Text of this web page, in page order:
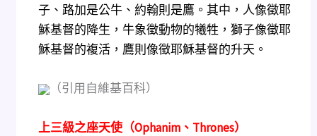
子、路加是公牛、約翰則是鷹。其中，人像徵耶
穌基督的降生，牛象徵動物的犧牲，獅子像徵耶
穌基督的複活，鷹則像徵耶穌基督的升天。
（引用自維基百科）
上三級之座天使（Ophanim、Thrones）